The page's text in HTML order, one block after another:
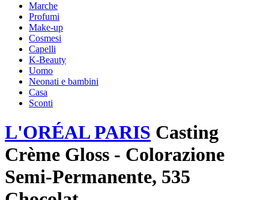
Marche
Profumi
Make-up
Cosmesi
Capelli
K-Beauty
Uomo
Neonati e bambini
Casa
Sconti
L'ORÉAL PARIS Casting
Crème Gloss - Colorazione
Semi-Permanente, 535